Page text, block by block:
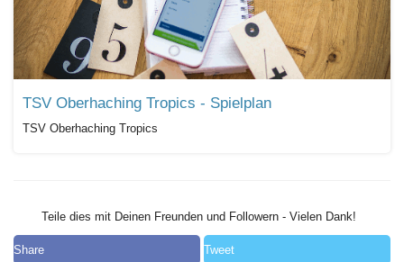
TSV Oberhaching Tropics - Spielplan
TSV Oberhaching Tropics
Teile dies mit Deinen Freunden und Followern - Vielen Dank!
Share Tweet